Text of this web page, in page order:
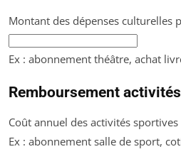
Montant des dépenses culturelles
Ex : abonnement théâtre, achat
Remboursement
Coût annuel des activités sportives
Ex : abonnement salle de sport,